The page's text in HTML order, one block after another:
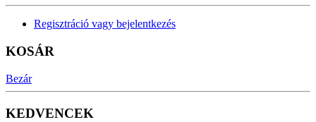
Regisztráció vagy bejelentkezés
KOSÁR
Bezár
KEDVENCEK